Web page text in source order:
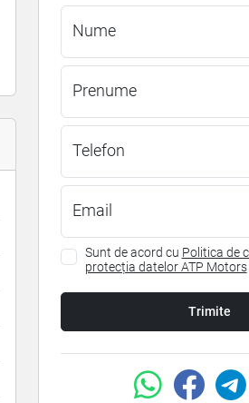
Nume
Prenume
Telefon
Email
Sunt de acord cu Politica de
protecția datelor ATP Motors
Trimite